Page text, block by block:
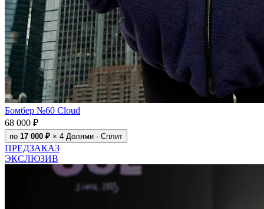
Бомбер №60 Cloud
68 000 ₽
по 17 000 ₽ × 4 Долями · Сплит
ПРЕДЗАКАЗ
ЭКСЛЮЗИВ